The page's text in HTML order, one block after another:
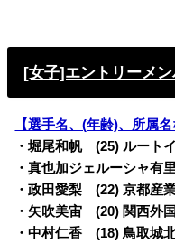
[女子]エントリーメ
【選手名、(年齢)、所属名
・堀尾和帆 (25) ルート
・真也加ジェルーシャ有
・政田愛梨 (22) 京都産
・矢吹美宙 (20) 関西外
・中村仁香 (18) 鳥取城